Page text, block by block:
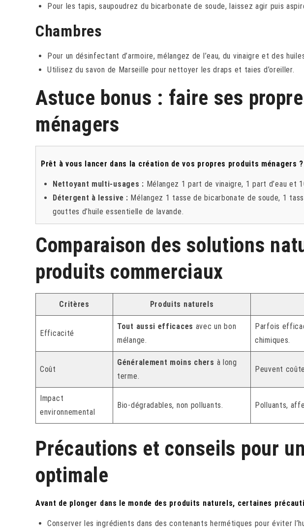
Pour les tapis, saupoudrez du bicarbonate de soude, laissez agir puis
Chambres
Pour un désinfectant d’armoire, mélangez de l’eau, du vinaigre et des
Utilisez du savon de Marseille pour nettoyer les draps et taies d’oreiller.
Astuce bonus : faire ses
ménagers
Prêt à vous lancer dans la création de vos propres produits ménagers
Nettoyant multi-usages : Mélangez 1 part de vinaigre, 1 part d’eau et
Détergent à lessive : Mélangez 1 tasse de bicarbonate de soude, 1
gouttes d’huile essentielle de lavande.
Comparaison des solutions
produits commerciaux
Critères Produits naturels
Efficacité
Tout aussi efficaces avec un bon
mélange.
Parfois
chimiques.
Coût
Généralement moins chers à long
terme.
Peuvent
Impact
environnemental
Bio-dégradables, non polluants. Polluants,
Précautions et conseils pour
optimale
Avant de plonger dans le monde des produits naturels, certaines
Conserver les ingrédients dans des contenants hermétiques pour éviter